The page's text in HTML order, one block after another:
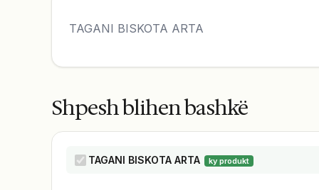
TAGANI BISKOTA ARTA
Shpesh blihen bashkë
TAGANI BISKOTA ARTA ky produkt